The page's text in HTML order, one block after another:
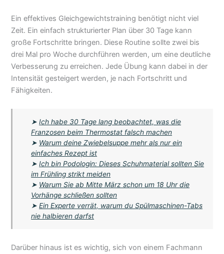
Ein effektives Gleichgewichtstraining benötigt nicht viel
Zeit. Ein einfach strukturierter Plan über 30 Tage kann
große Fortschritte bringen. Diese Routine sollte zwei bis
drei Mal pro Woche durchführen werden, um eine deutliche
Verbesserung zu erreichen. Jede Übung kann dabei in der
Intensität gesteigert werden, je nach Fortschritt und
Fähigkeiten.
➤Ich habe 30 Tage lang beobachtet, was die
Franzosen beim Thermostat falsch machen
➤ Warum deine Zwiebelsuppe mehr als nur ein
einfaches Rezept ist
➤Ich bin Podologin: Dieses Schuhmaterial sollten Sie
im Frühling strikt meiden
➤ Warum Sie ab Mitte März schon um 18 Uhr die
Vorhänge schließen sollten
➤Ein Experte verrät, warum du Spülmaschinen-Tabs
nie halbieren darfst
Darüber hinaus ist es wichtig, sich von einem Fachmann